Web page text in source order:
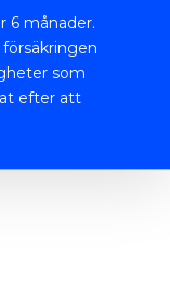
6 månader.
som
efter att